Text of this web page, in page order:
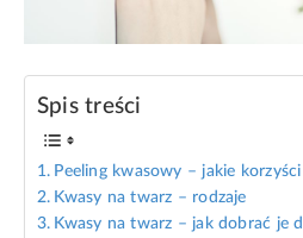
Spis treści
Peeling kwasowy – jakie
Kwasy na twarz – rodzaje
Kwasy na twarz – jak dobrać je